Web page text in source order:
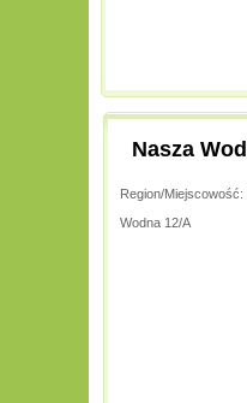
Nasza
Region/Miejscowość:
Wodna 12/A